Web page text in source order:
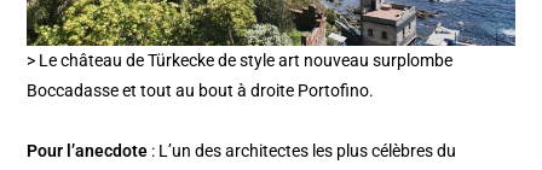
> Le château de Türkecke de style art nouveau surplombe
Boccadasse et tout au bout à droite Portofino.
Pour l’anecdote : L’un des architectes les plus célèbres du